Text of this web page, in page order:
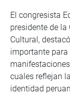
El congresista
presidente de
Cultural,
importante
cuales reflejan
identidad